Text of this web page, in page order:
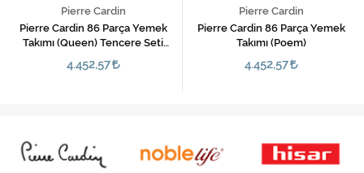
Pierre Cardin
Pierre Cardin 86 Parça Yemek
Takımı (Queen) Tencere Seti
Hediyeli
4.452,57
Pierre Cardin
Pierre Cardin 86 Parça Yemek
Takımı (Poem)
4.452,57